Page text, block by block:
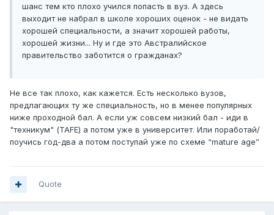
шанс тем кто плохо учился попасть в вуз. А здесь
выходит не набрал в школе хороших оценок - не видать
хорошей специальности, а значит хорошей работы,
хорошей жизни... Ну и где это Австралийское
правительство заботится о гражданах?
Не все так плохо, как кажется. Есть несколько вузов,
предлагающих ту же специальность, но в менее популярных
ниже проходной бал. А если уж совсем низкий бал - иди в
"техникум" (TAFE) а потом уже в университет. Или поработай/
поучись год-два а потом поступай уже по схеме “mature age”
Quote